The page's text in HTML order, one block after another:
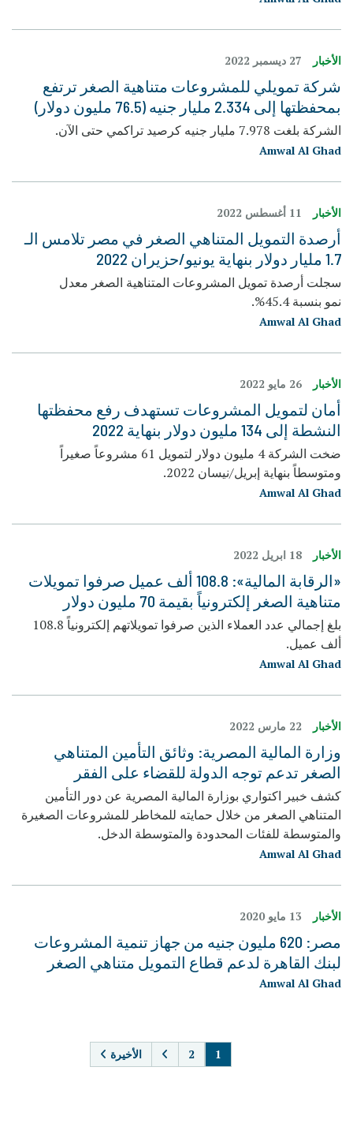
الأخبار 27 ديسمبر 2022
شركة تمويلي للمشروعات متناهية الصغر ترتفع
بمحفظتها إلى 2.334 مليار جنيه (76.5 مليون دولار)
الشركة بلغت 7.978 مليار جنيه كرصيد تراكمي حتى الآن.
Amwal Al Ghad
الأخبار
أرصدة التمويل المتناهي الصغر في مصر تلامس الـ
1.7 مليار دولار بنهاية يونيو/حزيران 2022
سجلت أرصدة تمويل المشروعات المتناهية الصغر معدل
نمو بنسبة 45.4%.
Amwal Al Ghad
الأخبار 26 مايو 2022
أمان لتمويل المشروعات تستهدف رفع محفظتها
النشطة إلى 134 مليون دولار بنهاية 2022
ضخت الشركة 4 مليون دولار لتمويل 61 مشروعاً صغيراً
ومتوسطاً بنهاية إبريل/نيسان 2022.
Amwal Al Ghad
الأخبار 18 ابريل 2022
«الرقابة المالية»: 108.8 ألف عميل صرفوا تمويلات
متناهية الصغر إلكترونياً بقيمة 70 مليون دولار
بلغ إجمالي عدد العملاء الذين صرفوا تمويلاتهم إلكترونياً 108.8
ألف عميل.
Amwal Al Ghad
الأخبار 22 مارس 2022
وزارة المالية المصرية: وثائق التأمين المتناهي
الصغر تدعم توجه الدولة للقضاء على الفقر
كشف خبير اكتواري بوزارة المالية المصرية عن دور التأمين
المتناهي الصغر من خلال حمايته للمخاطر للمشروعات الصغيرة
والمتوسطة للفئات المحدودة والمتوسطة الدخل.
Amwal Al Ghad
الأخبار 13 مايو 2020
مصر: 620 مليون جنيه من جهاز تنمية المشروعات
لبنك القاهرة لدعم قطاع التمويل متناهي الصغر
Amwal Al Ghad
الأخيرة